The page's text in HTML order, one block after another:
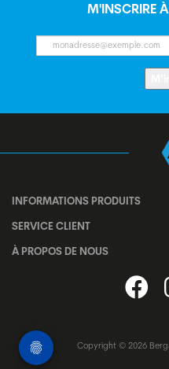
M'INSCRIRE
INFORMATIONS PRODUITS
SERVICE CLIENT
À PROPOS DE NOUS
Copyright © 2026